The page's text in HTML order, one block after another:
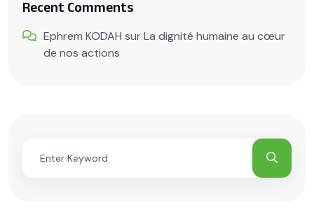
Recent Comments
Ephrem KODAH sur La dignité humaine au cœur
de nos actions